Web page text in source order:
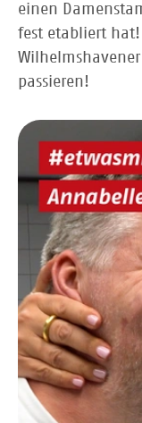
einen
fest etabliert
Wilhelmshavener
passieren!